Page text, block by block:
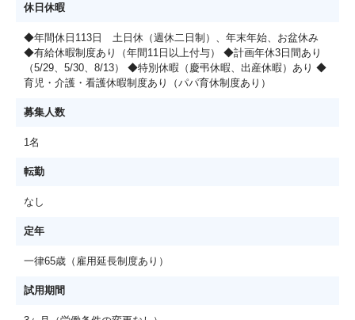
休日休暇
◆年間休日113日 土日休（週休二日制）、年末年始、お盆休み
◆有給休暇制度あり（年間11日以上付与） ◆計画年休3日間あり
（5/29、5/30、8/13） ◆特別休暇（慶弔休暇、出産休暇）あり ◆
育児・介護・看護休暇制度あり（パパ育休制度あり）
募集人数
1名
転勤
なし
定年
一律65歳（雇用延長制度あり）
試用期間